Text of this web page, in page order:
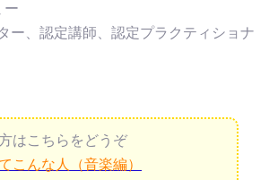
ー
ー、認定講師、認定プラクティショナ
はこちらをどうぞ
こんな人（音楽編）